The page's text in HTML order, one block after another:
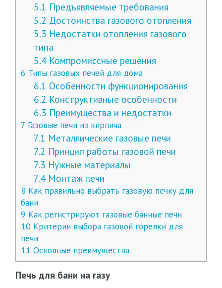
5.1 Предъявляемые требования
5.2 Достоинства газового отопления
5.3 Недостатки отопления газового
типа
5.4 Компромиссные решения
6 Типы газовых печей для дома
6.1 Особенности функционирования
6.2 Конструктивные особенности
6.3 Преимущества и недостатки
7 Газовые печи из кирпича
7.1 Металлические газовые печи
7.2 Принцип работы газовой печи
7.3 Нужные материалы
7.4 Монтаж печи
8 Как правильно выбрать газовую печку для
бани
9 Как регистрируют газовые банные печи
10Критерии выбора газовой горелки для
печи
11 Основные преимущества
Печь для бани на газу